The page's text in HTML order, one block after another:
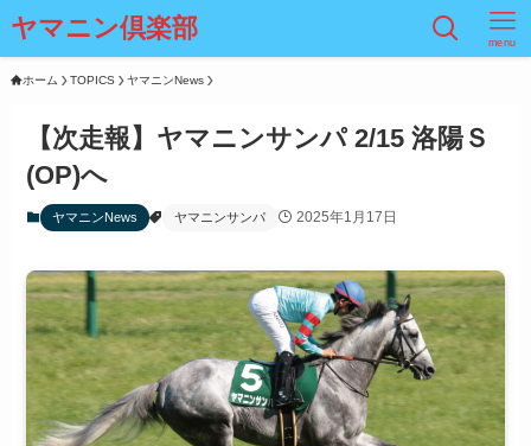
ヤマニン倶楽部 menu
ホーム TOPICS ヤマニンNews
【次走報】ヤマニンサンパ 2/15 洛陽Ｓ
(OP)へ
ヤマニンNews ヤマニンサンパ 2025年1月17日